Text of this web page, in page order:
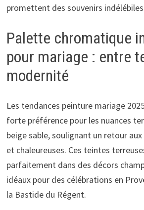
promettent des souvenirs
Palette chromatique
pour mariage : entre
modernité
Les tendances peinture mariage
forte préférence pour les nuances
beige sable, soulignant un retour
et chaleureuses. Ces teintes
parfaitement dans des décors
idéaux pour des célébrations en
la Bastide du Régent.